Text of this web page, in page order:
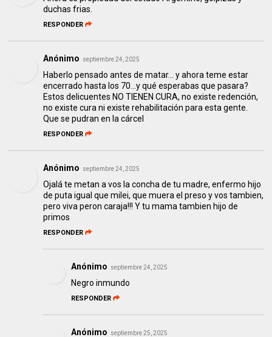
duchas frias.
RESPONDER
Anónimo septiembre 24, 2025
Haberlo pensado antes de matar... y ahora teme estar
encerrado hasta los 70...y qué esperabas que pasara?
Estos delicuentes NO TIENEN CURA, no existe redención,
no existe cura ni existe rehabilitación para esta gente.
Que se pudran en la cárcel
RESPONDER
Anónimo septiembre 24, 2025
Ojalá te metan a vos la concha de tu madre, enfermo hijo
de puta igual que milei, que muera el preso y vos tambien,
pero viva peron caraja!!! Y tu mama tambien hijo de
primos
RESPONDER
Anónimo septiembre 24, 2025
Negro inmundo
RESPONDER
Anónimo septiembre 25, 2025